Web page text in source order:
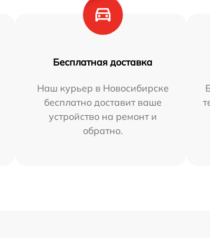
Бесплатная доставка
Наш курьер в Новосибирске
бесплатно доставит ваше
устройство на ремонт и
обратно.